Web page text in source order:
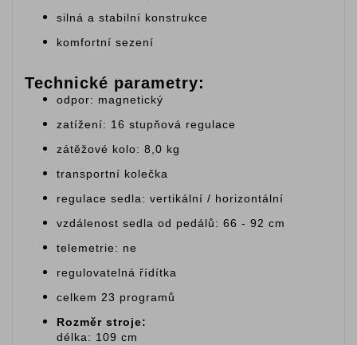
silná a stabilní konstrukce
komfortní sezení
Technické parametry:
odpor: magnetický
zatížení: 16 stupňová regulace
zátěžové kolo: 8,0 kg
transportní kolečka
regulace sedla: vertikální / horizontální
vzdálenost sedla od pedálů: 66 - 92 cm
telemetrie: ne
regulovatelná řídítka
celkem 23 programů
Rozměr stroje:
délka: 109 cm